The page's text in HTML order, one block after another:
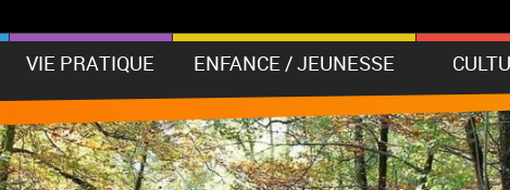
VIE PRATIQUE ENFANCE / JEUNESSE